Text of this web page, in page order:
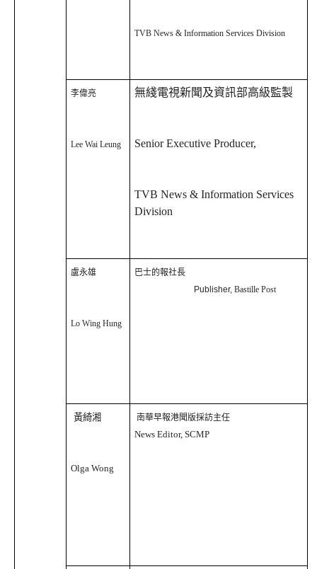
TVB News & Information Services Division
李偉亮
Lee Wai Leung
無綫電視新聞及資訊部高級監製
Senior Executive Producer,
TVB News & Information Services
Division
盧永雄
Lo Wing Hung
巴士的報社長
Publisher, Bastille Post
黃綺湘
Olga Wong
南華早報港聞版採訪主任
News Editor, SCMP